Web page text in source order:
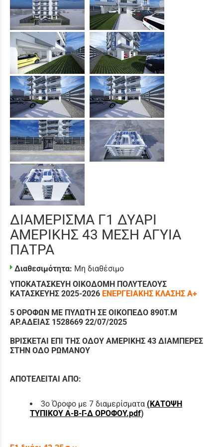
ΔΙΑΜΕΡΙΣΜΑ Γ1 ΔΥΑΡΙ
ΑΜΕΡΙΚΗΣ 43 ΜΕΣΗ ΑΓΥΙΑ
ΠΑΤΡΑ
Διαθεσιμότητα: Μη διαθέσιμο
ΥΠΟΚΑΤΑΣΚΕΥΗ ΟΙΚΟΔΟΜΗ ΠΟΛΥΤΕΛΟΥΣ
ΚΑΤΑΣΚΕΥΗΣ 2025-2026 ΕΝΕΡΓΕΙΑΚΗΣ ΚΛΑΣΗΣ Α+
5 ΟΡΟΦΩΝ ΜΕ ΠΥΛΩΤΗ ΣΕ ΟΙΚΟΠΕΔΟ 890Τ.Μ
ΑΡ.ΑΔΕΙΑΣ 1528669 22/07/2025
ΒΡΙΣΚΕΤΑΙ ΕΠΙ ΤΗΣ ΟΔΟΥ ΑΜΕΡΙΚΗΣ 43 ΔΙΑΜΠΕΡΕΣ
ΣΤΗΝ ΟΔΟ ΡΩΜΑΝΟΥ
ΑΠΟΤΕΛΕΙΤΑΙ ΑΠΟ:
3ο Όροφο με 7 διαμερίσματα (ΚΑΤΟΨΗ
ΤΥΠΙΚΟΥ Α-Β-Γ-Δ ΟΡΟΦΟΥ.pdf)